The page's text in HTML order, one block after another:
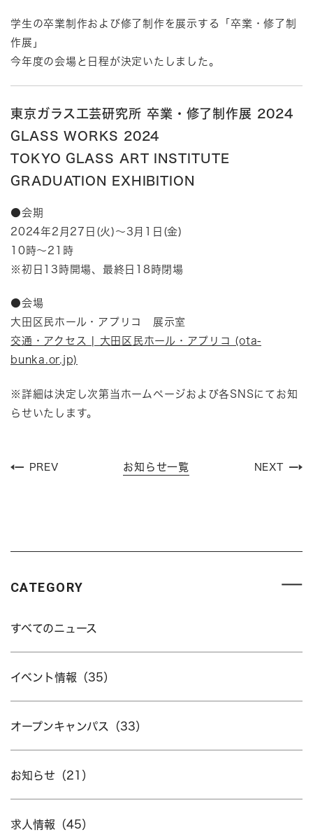
CATEGORY
すべてのニュース
イベント情報（35）
オープンキャンパス（33）
お知らせ（21）
求人情報（45）
学生の卒業制作および修了制作を展示する「卒業・修了制
作展」
今年度の会場と日程が決定いたしました。
東京ガラス工芸研究所 卒業・修了制作展 2024
GLASS WORKS 2024
TOKYO GLASS ART INSTITUTE
GRADUATION EXHIBITION
●会期
2024年2月27日(火)〜3月1日(金)
10時～21時
※初日13時開場、最終日18時閉場
●会場
大田区民ホール・アプリコ 展示室
交通・アクセス | 大田区民ホール・アプリコ (ota-
bunka.or.jp)
※詳細は決定し次第当ホームページおよび各SNSにてお知
らせいたします。
PREV お知らせ一覧 NEXT